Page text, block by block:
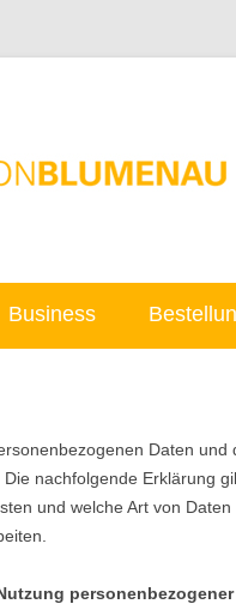
Business
Daten
nachfolgende Erklärung
und welche Art von